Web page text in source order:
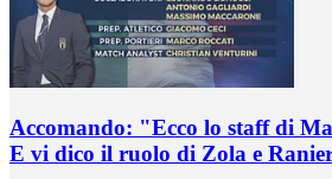
Accomando: "Ecco lo staff di
E vi dico il ruolo di Zola e